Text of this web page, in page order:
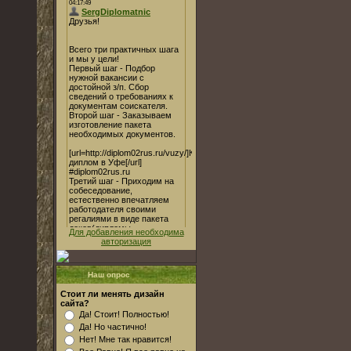
Для добавления необходима
авторизация
Наш опрос
Стоит ли менять дизайн
сайта?
Да! Стоит! Полностью!
Да! Но частично!
Нет! Мне так нравится!